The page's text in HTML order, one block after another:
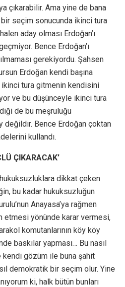
çıkarabilir. Ama yine de bana
seçim sonucunda ikinci tura
aday olması Erdoğan’ı
Bence Erdoğan’ı
gerekiyordu. Şahsen
Erdoğan kendi başına
tura gitmenin kendisini
ve bu düşünceyle ikinci tura
de bu meşruluğu
değildir. Bence Erdoğan çoktan
kullandı.
ÇIKARACAK’
dikkat çeken
bu kadar hukuksuzluğun
Anayasa’ya rağmen
etmesi yönünde karar vermesi,
komutanlarının köy köy
baskılar yapması… Bu nasıl
gözüm ile buna şahit
demokratik bir seçim olur. Yine
ki, halk bütün bunları